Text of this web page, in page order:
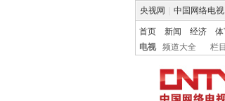
央视网 中国网络电
首页 新闻 经济
电视
频道大全 栏